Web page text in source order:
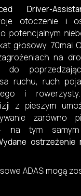
Driver-
otoczenie i
potencjalnym
głosowy. 70mai
na
do
ruchu, ruch
i
z pieszym
zarówno
na tym
ostrzeżenie
ADAS mogą